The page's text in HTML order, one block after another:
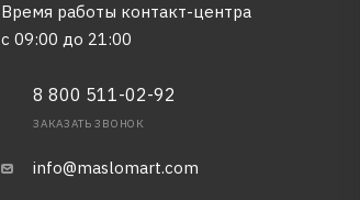
Время работы контакт-центра
с 09:00 до 21:00
8 800 511-02-92
ЗАКАЗАТЬ ЗВОНОК
info@maslomart.com